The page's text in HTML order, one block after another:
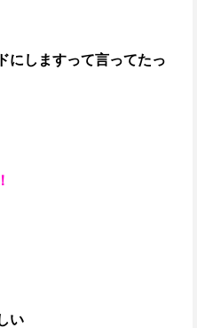
にしますって言ってたっ
い